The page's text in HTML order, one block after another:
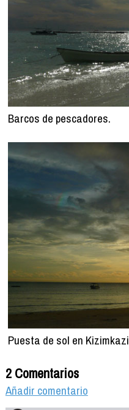
Barcos de pescadores.
Puesta de sol en Kizimkazi
2 Comentarios
Añadir comentario